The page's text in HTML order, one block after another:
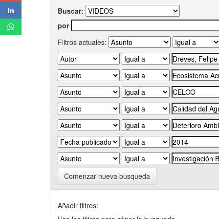
Buscar:
por
Filtros actuales:
Comenzar nueva busqueda
Añadir filtros: